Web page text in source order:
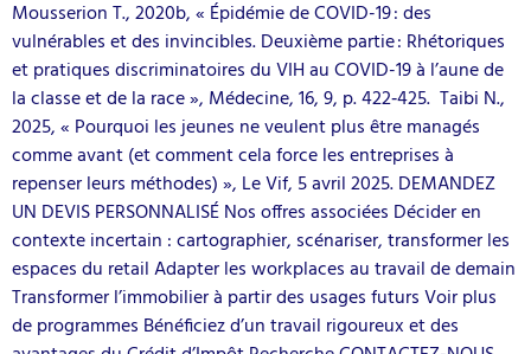
Mousserion T., 2020b, « Épidémie de COVID-19 : des
vulnérables et des invincibles. Deuxième partie : Rhétoriques
et pratiques discriminatoires du VIH au COVID-19 à l’aune de
la classe et de la race », Médecine, 16, 9, p. 422‑425. Taibi N.,
2025, « Pourquoi les jeunes ne veulent plus être managés
comme avant (et comment cela force les entreprises à
repenser leurs méthodes) », Le Vif, 5 avril 2025. DEMANDEZ
UN DEVIS PERSONNALISÉ Nos offres associées Décider en
contexte incertain : cartographier, scénariser, transformer les
espaces du retail Adapter les workplaces au travail de demain
Transformer l’immobilier à partir des usages futurs Voir plus
de programmes Bénéficiez d’un travail rigoureux et des